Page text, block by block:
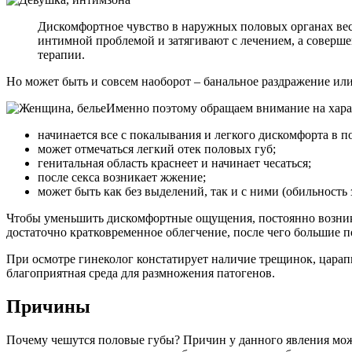
Дискомфортное чувство в наружных половых органах
интимной проблемой и затягивают с лечением, а
терапии.
Но может быть и совсем наоборот – банальное раздражение
Именно поэтому обращаем внимание на
начинается все с покалывания и легкого дискомфорта
может отмечаться легкий отек половых губ;
генитальная область краснеет и начинает чесаться;
после секса возникает жжение;
может быть как без выделений, так и с ними
Чтобы уменьшить дискомфортные ощущения, постоянно
достаточно кратковременное облегчение, после чего
При осмотре гинеколог констатирует наличие трещинок,
благоприятная среда для размножения патогенов.
Причины
Почему чешутся половые губы? Причин у данного явления